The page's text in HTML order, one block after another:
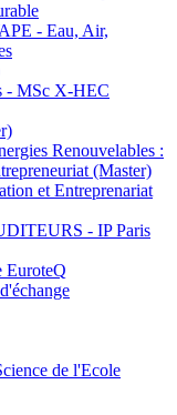
- Eau, Air,
- MSc X-HEC
Renouvelables :
(Master)
et Entreprenariat
- IP Paris
EuroteQ
de l'Ecole